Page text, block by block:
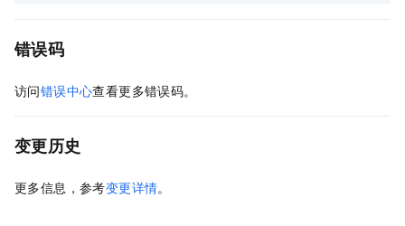
错误码
访问错误中心查看更多错误码。
变更历史
更多信息，参考变更详情。